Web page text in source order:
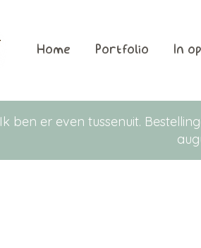
Home Portfolio In
Ik ben er even tussenuit.